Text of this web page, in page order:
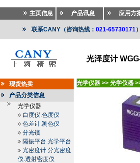
主页信息 产品讯息 应用方
联系CANY（咨询热线： 021-65730171）
光泽度计
现货热卖
产品分类信息
光学仪器
白度仪.色度仪
色差计.测色仪
分光镜
隔振平台.光学平台
光密度计.分光密度
仪.透射密度仪
光学仪器 >> 光学仪器